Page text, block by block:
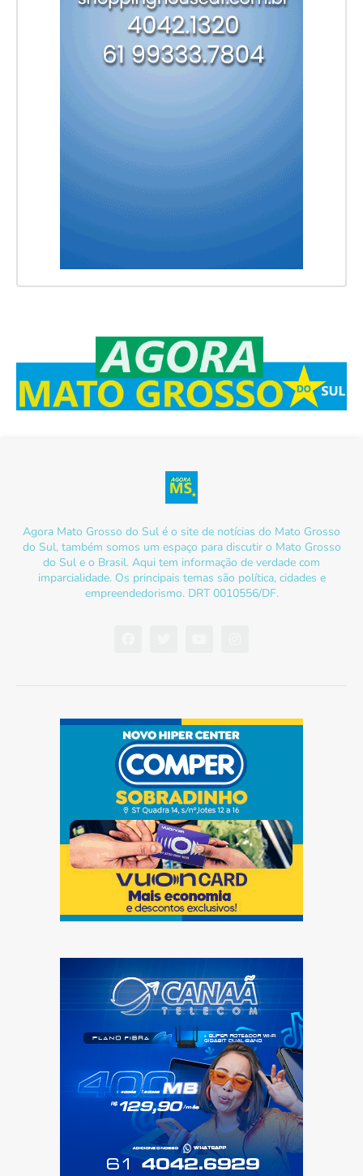
Agora Mato Grosso do Sul é o site de notícias do Mato Grosso
do Sul, também somos um espaço para discutir o Mato Grosso
do Sul e o Brasil. Aqui tem informação de verdade com
imparcialidade. Os principais temas são política, cidades e
empreendedorismo. DRT 0010556/DF.